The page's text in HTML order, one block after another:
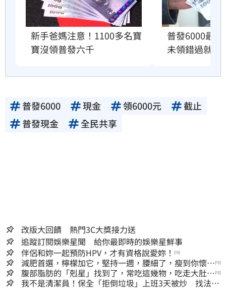
新手爸媽注意！1100多名寶
寶沒領普發六千
普發6000最
未領錯過就沒
普發6000 現金 領6000元
截止
普發現金
全民共享
改版大回饋 熱門3C大獎接力送
追蹤訂閱娛樂星聞 給你最即時的娛樂星鮮事
伴侶和妳一起預防HPV，才有資格說愛妳！ PR
減肥首選，檸檬加它，堅持一週，腰細了，瘦到你懷疑
人生
PR
腹部脂肪的「剋星」找到了，常吃這幾物，吃走大肚
囊，瘦出小蠻腰
PR
我不是清潔員！保全「拒倒垃圾」上班3天被炒 找法院